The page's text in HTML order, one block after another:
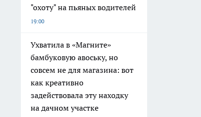
"охоту" на пьяных водителей
19:00
Ухватила в «Магните»
бамбуковую авоську, но
совсем не для магазина: вот
как креативно
задействовала эту находку
на дачном участке